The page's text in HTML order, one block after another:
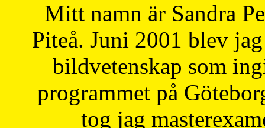
Mitt namn är Sandra
Piteå. Juni 2001 blev
bildvetenskap som
programmet på
tog jag